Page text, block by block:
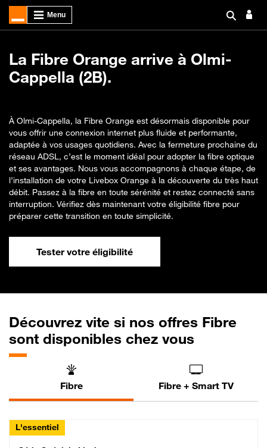
La Fibre Orange arrive à Olmi-
Cappella (2B).
À Olmi-Cappella, la Fibre Orange est désormais disponible pour
vous offrir une connexion internet plus fluide et performante,
adaptée à vos usages quotidiens. Avec la fermeture prochaine du
réseau ADSL, c’est le moment idéal pour adopter la fibre optique
et ses avantages. Nous vous accompagnons à chaque étape, de
l’installation de votre Livebox Orange à la découverte du très haut
débit. Passez à la fibre en toute sérénité et restez connecté sans
interruption. Vérifiez dès maintenant votre éligibilité fibre pour
préparer cette transition en toute simplicité.
Tester votre éligibilité
Découvrez vite si nos offres Fibre
sont disponibles chez vous
Fibre Fibre + Smart TV
L'essentiel